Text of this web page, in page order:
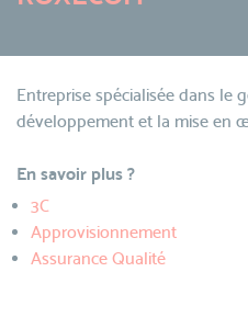
Entreprise spécialisée dans le
développement et la mise en
En savoir plus ?
3C
Approvisionnement
Assurance Qualité